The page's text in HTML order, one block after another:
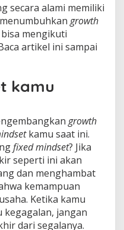
secara alami memiliki
growth
mengikuti
artikel ini sampai
kamu
growth
kamu saat ini.
fixed mindset? Jika
seperti ini akan
dan menghambat
kemampuan
Ketika kamu
kegagalan, jangan
dari segalanya.